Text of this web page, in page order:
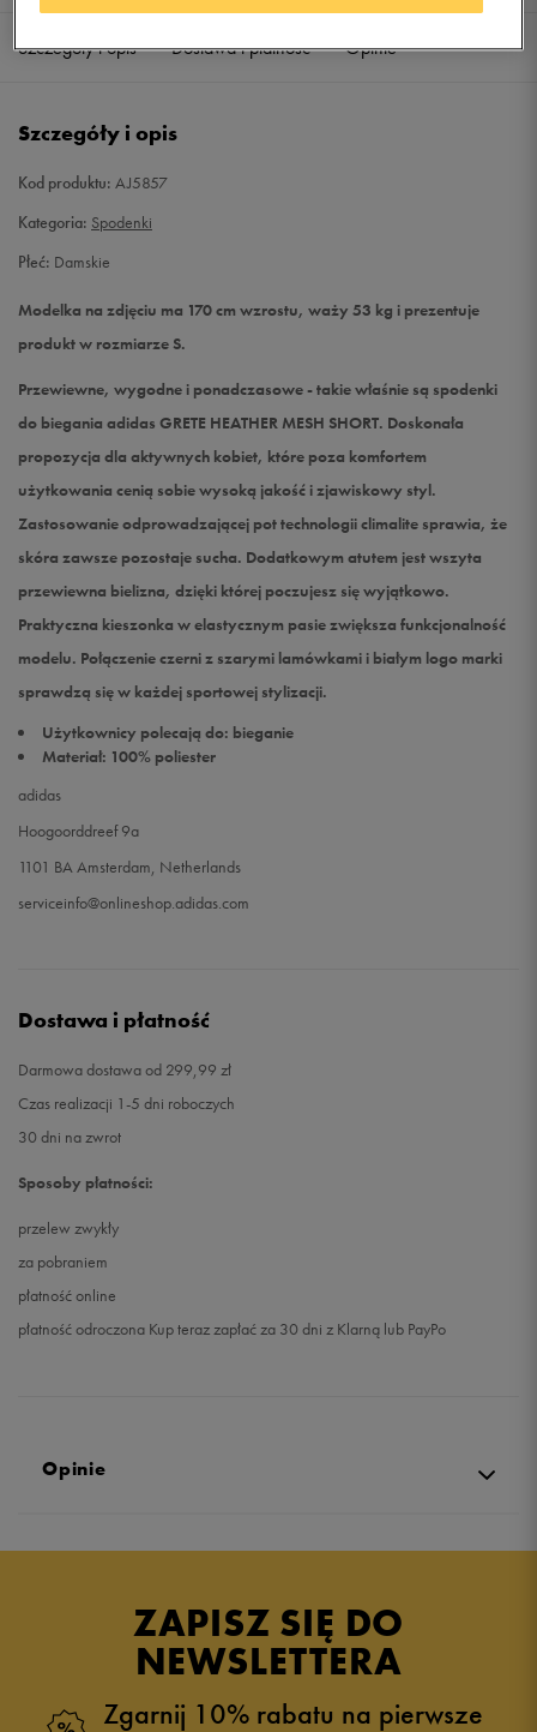
M Powiadom o dostępności
Szczegóły i opis Dostawa i płatność Opinie
Szczegóły i opis
Kod produktu: AJ5857
Kategoria: Spodenki
Płeć: Damskie
Modelka na zdjęciu ma 170 cm wzrostu, waży 53 kg i prezentuje
produkt w rozmiarze S.
Przewiewne, wygodne i ponadczasowe - takie właśnie są spodenki
do biegania adidas GRETE HEATHER MESH SHORT. Doskonała
propozycja dla aktywnych kobiet, które poza komfortem
użytkowania cenią sobie wysoką jakość i zjawiskowy styl.
Zastosowanie odprowadzającej pot technologii climalite sprawia, że
skóra zawsze pozostaje sucha. Dodatkowym atutem jest wszyta
przewiewna bielizna, dzięki której poczujesz się wyjątkowo.
Praktyczna kieszonka w elastycznym pasie zwiększa funkcjonalność
modelu. Połączenie czerni z szarymi lamówkami i białym logo marki
sprawdzą się w każdej sportowej stylizacji.
Użytkownicy polecają do: bieganie
Materiał: 100% poliester
adidas
Hoogoorddreef 9a
1101 BA Amsterdam, Netherlands
serviceinfo@onlineshop.adidas.com
Dostawa i płatność
Darmowa dostawa od 299,99 zł
Czas realizacji 1-5 dni roboczych
30 dni na zwrot
Sposoby płatności:
przelew zwykły
za pobraniem
płatność online
płatność odroczona Kup teraz zapłać za 30 dni z Klarną lub PayPo
Opinie
ZAPISZ SIĘ DO
NEWSLETTERA
Zgarnij 10% rabatu na pierwsze